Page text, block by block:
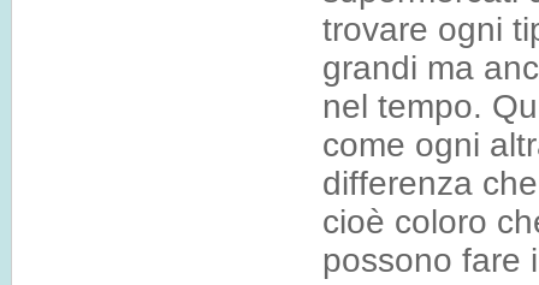
trovare ogni
grandi ma
nel tempo.
come ogni
differenza
cioè coloro
possono fare